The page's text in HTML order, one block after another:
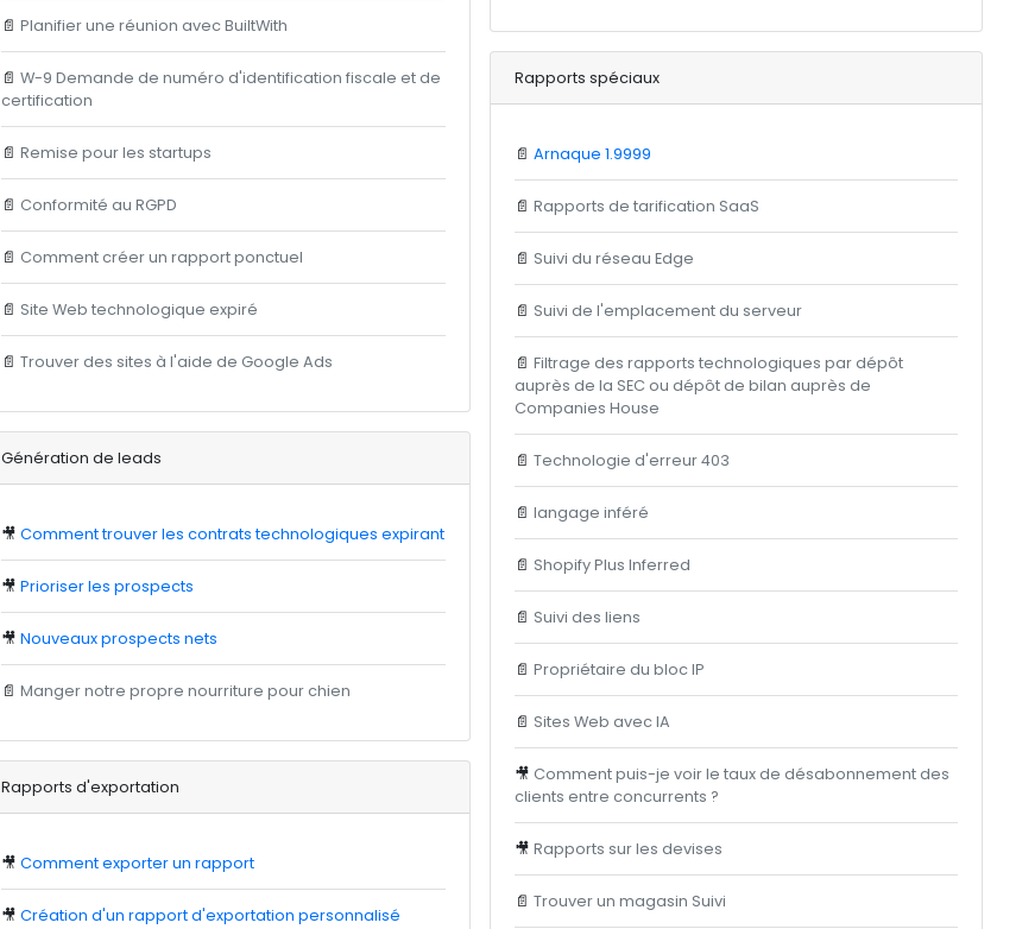
📄Planifier une réunion avec BuiltWith
📄W-9 Demande de numéro d'identification fiscale et de
certification
📄Remise pour les startups
📄 Conformité au RGPD
📄 Comment créer un rapport ponctuel
📄 Site Web technologique expiré
📄Trouver des sites à l'aide de Google Ads
Génération de leads
🎥Comment trouver les contrats technologiques expirant
🎥Prioriser les prospects
🎥Nouveaux prospects nets
📄Manger notre propre nourriture pour chien
Rapports d'exportation
🎥Comment exporter un rapport
🎥Création d'un rapport d'exportation personnalisé
Rapports spéciaux
📄 Arnaque 1.9999
📄 Rapports de tarification SaaS
📄 Suivi du réseau Edge
📄 Suivi de l'emplacement du serveur
📄 Filtrage des rapports technologiques par dépôt
auprès de la SEC ou dépôt de bilan auprès de
Companies House
📄 Technologie d'erreur 403
📄 langage inféré
📄 Shopify Plus Inferred
📄 Suivi des liens
📄 Propriétaire du bloc IP
📄 Sites Web avec IA
🎥 Comment puis-je voir le taux de désabonnement des
clients entre concurrents ?
🎥 Rapports sur les devises
📄 Trouver un magasin Suivi